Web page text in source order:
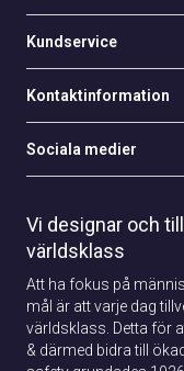
Kundservice
Kontaktinformation
Sociala medier
Vi designar och
världsklass
Att ha fokus på
mål är att varje dag
världsklass. Detta för
& därmed bidra till